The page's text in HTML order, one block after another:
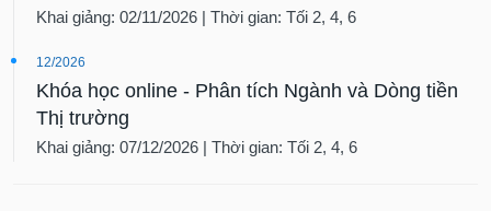
Khai giảng: 02/11/2026 | Thời gian: Tối 2, 4, 6
12/2026
Khóa học online - Phân tích Ngành và Dòng tiền
Thị trường
Khai giảng: 07/12/2026 | Thời gian: Tối 2, 4, 6